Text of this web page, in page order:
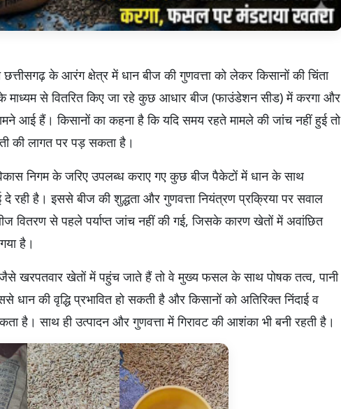
के आरंग क्षेत्र में धान बीज की गुणवत्ता को लेकर किसानों की चिंता
माध्यम से वितरित किए जा रहे कुछ आधार बीज (फाउंडेशन सीड) में करगा और
आई हैं। किसानों का कहना है कि यदि समय रहते मामले की जांच नहीं हुई तो
की लागत पर पड़ सकता है।
निगम के जरिए उपलब्ध कराए गए कुछ बीज पैकेटों में धान के साथ
रही है। इससे बीज की शुद्धता और गुणवत्ता नियंत्रण प्रक्रिया पर सवाल
वितरण से पहले पर्याप्त जांच नहीं की गई, जिसके कारण खेतों में अवांछित
है।
जैसे खरपतवार खेतों में पहुंच जाते हैं तो वे मुख्य फसल के साथ पोषक तत्व, पानी
की वृद्धि प्रभावित हो सकती है और किसानों को अतिरिक्त निंदाई व
है। साथ ही उत्पादन और गुणवत्ता में गिरावट की आशंका भी बनी रहती है।